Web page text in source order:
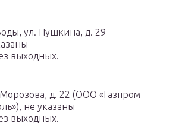
ул. Пушкина, д. 29
выходных.
Морозова, д. 22 (ООО «Газпром
не указаны
выходных.